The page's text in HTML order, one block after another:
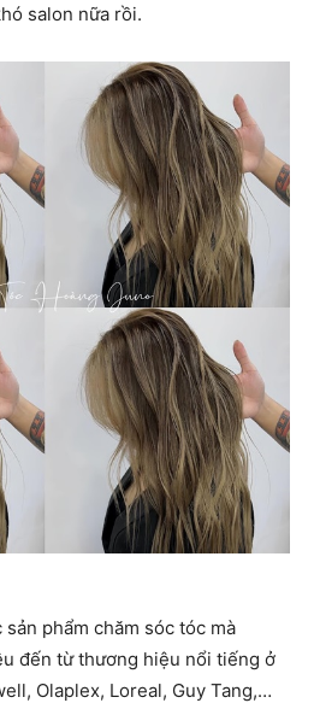
salon nữa rồi.
phẩm chăm sóc tóc mà
đến từ thương hiệu nổi tiếng ở
Olaplex, Loreal, Guy Tang,…